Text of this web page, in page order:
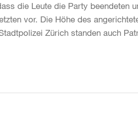
die Leute die Party beendeten
vor. Die Höhe des
Zürich standen auch